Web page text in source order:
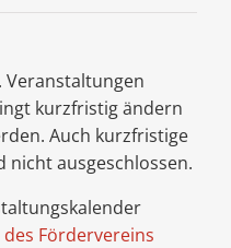
Veranstaltungen
kurzfristig ändern
Auch kurzfristige
nicht ausgeschlossen.
Fördervereins